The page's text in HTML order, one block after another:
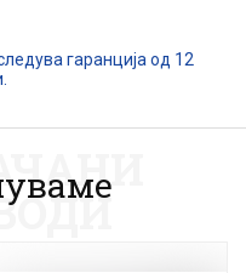
гаранција од 12